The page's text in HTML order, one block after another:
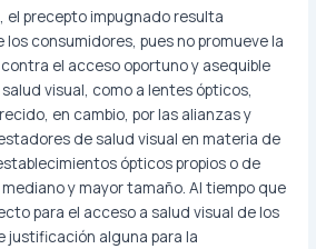
el precepto impugnado resulta
consumidores, pues no promueve la
el acceso oportuno y asequible
visual, como a lentes ópticos,
en cambio, por las alianzas y
de salud visual en materia de
ópticos propios o de
y mayor tamaño. Al tiempo que
para el acceso a salud visual de los
justificación alguna para la